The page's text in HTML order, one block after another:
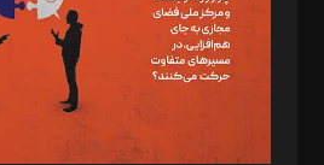
طراح یونیفرم: مجید توکلی
فیلمبرداری و عکاسی: امیر شفیعی، مانی
گرافیک و صفحه‌آرایی: سید‌سبحان‌علی ثابت
مد‌یر توسعه تجاری: کامبیز برید‌
امور مالی: شاپور رهبری، محمد‌ کاظمی‌نیا